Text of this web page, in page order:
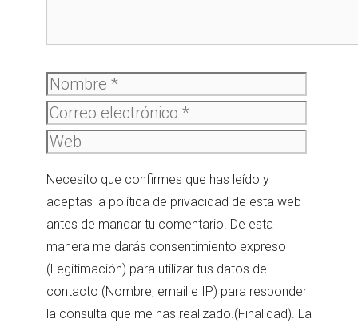
Nombre
Necesito que confirmes que has leído y
aceptas la política de privacidad de esta web
antes de mandar tu comentario. De esta
manera me darás consentimiento expreso
(Legitimación) para utilizar tus datos de
contacto (Nombre, email e IP) para responder
la consulta que me has realizado.(Finalidad). La